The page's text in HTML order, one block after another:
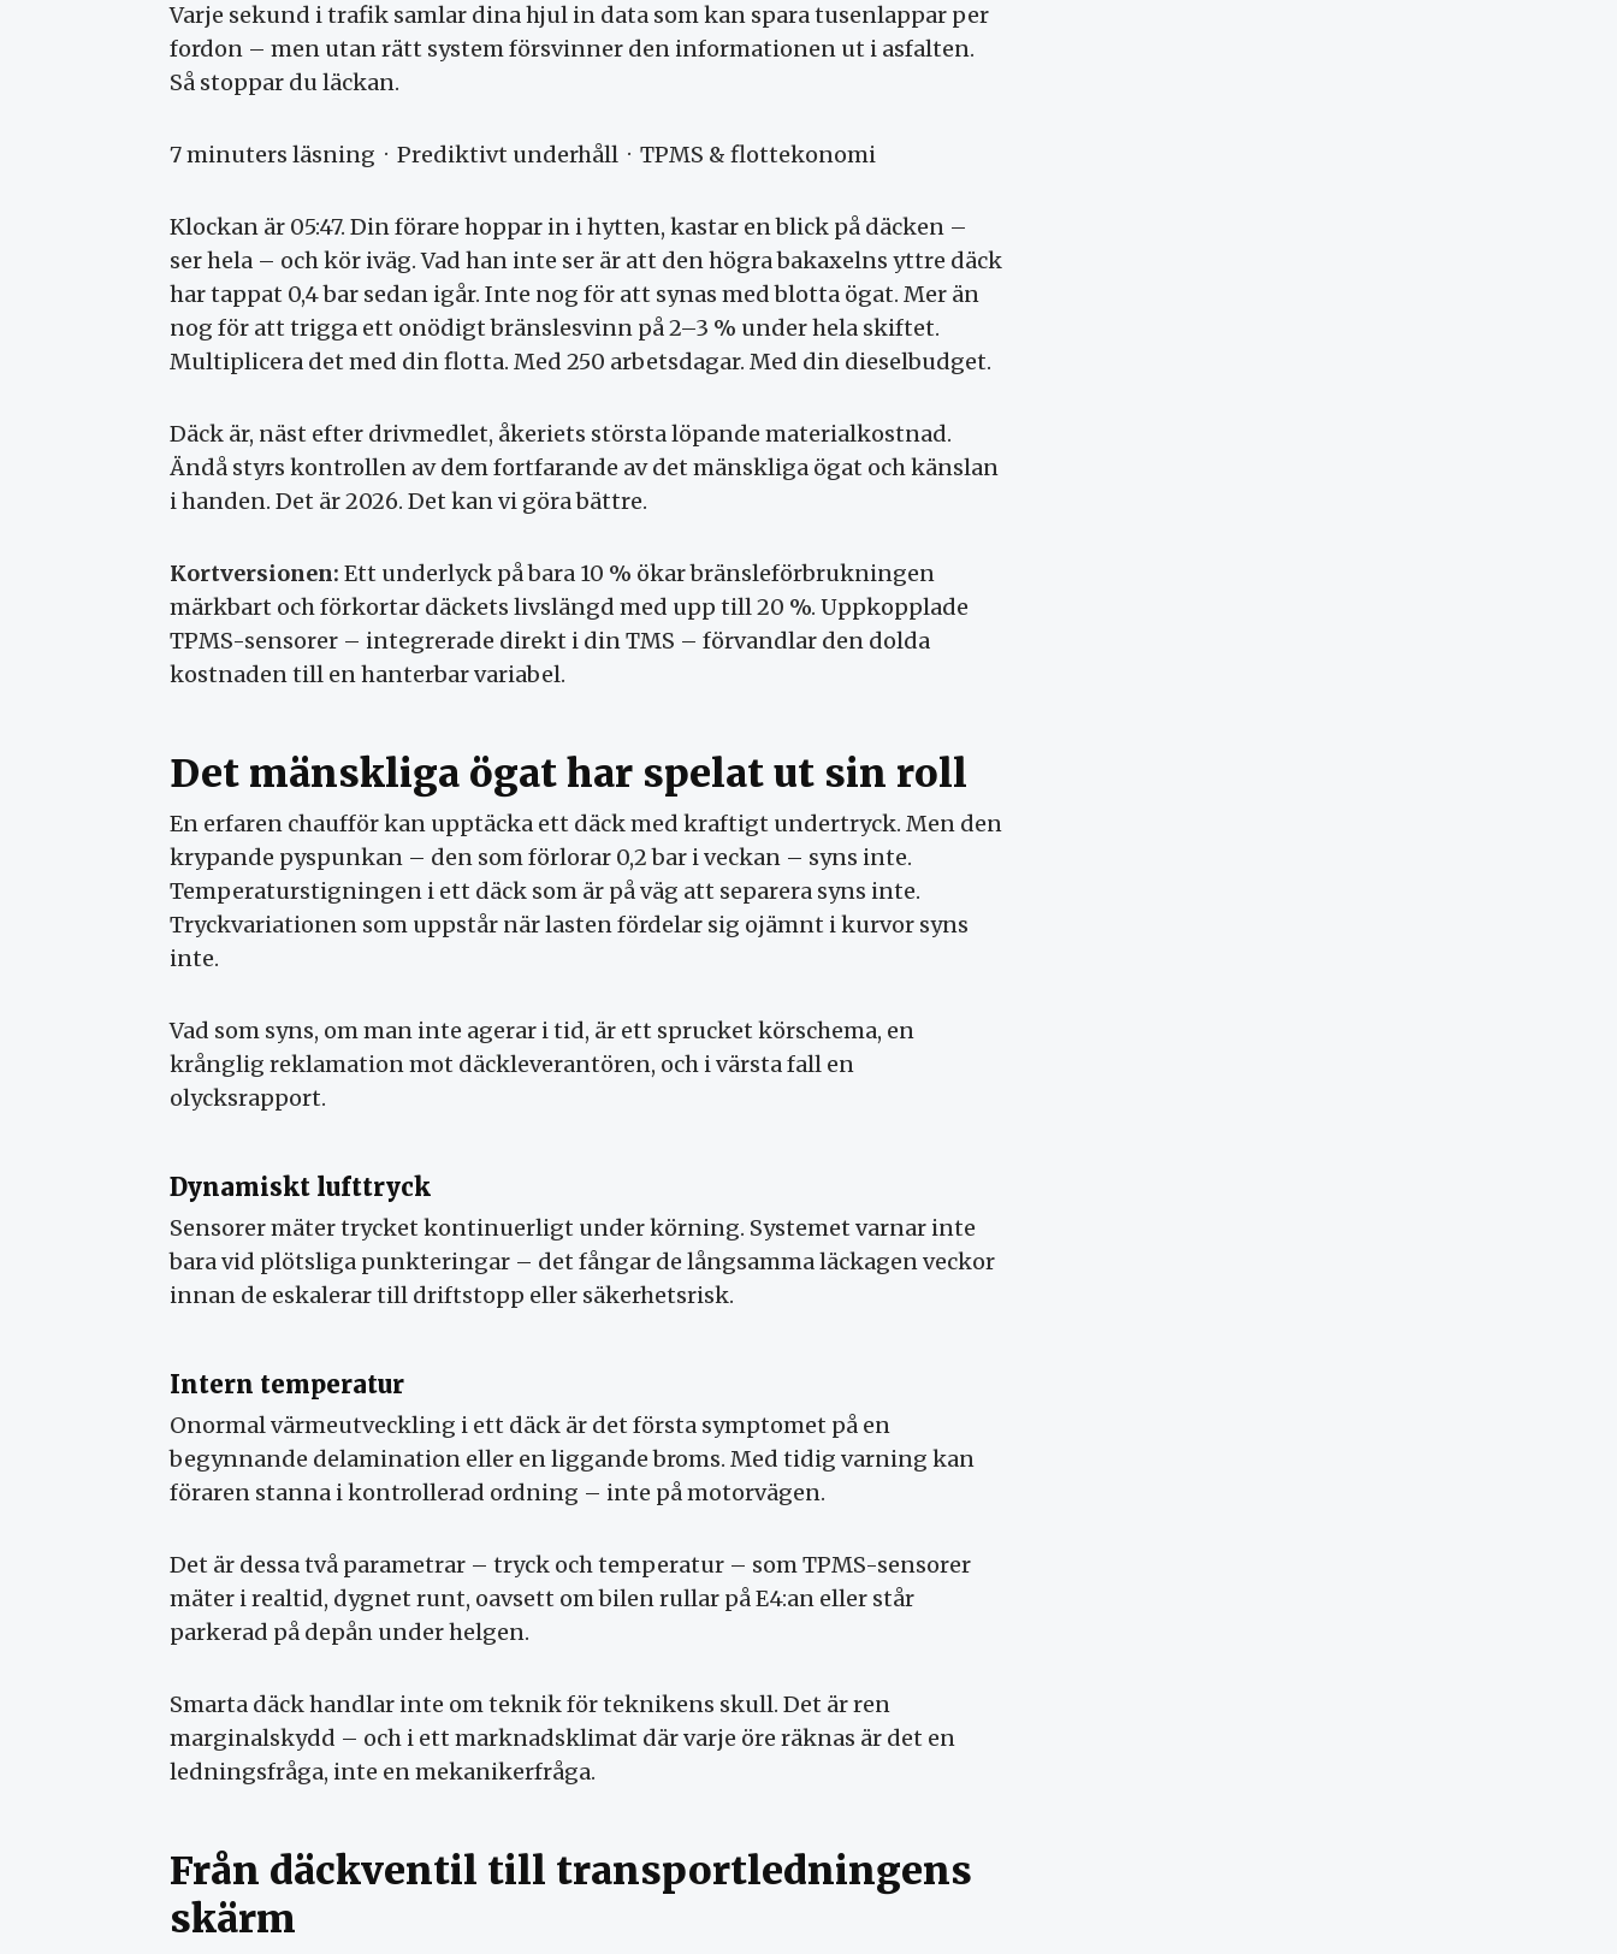
Varje sekund i trafik samlar dina hjul in data som kan spara tusenlappar per
fordon – men utan rätt system försvinner den informationen ut i asfalten.
Så stoppar du läckan.
7 minuters läsning · Prediktivt underhåll · TPMS & flottekonomi
Klockan är 05:47. Din förare hoppar in i hytten, kastar en blick på däcken –
ser hela – och kör iväg. Vad han inte ser är att den högra bakaxelns yttre däck
har tappat 0,4 bar sedan igår. Inte nog för att synas med blotta ögat. Mer än
nog för att trigga ett onödigt bränslesvinn på 2–3 % under hela skiftet.
Multiplicera det med din flotta. Med 250 arbetsdagar. Med din dieselbudget.
Däck är, näst efter drivmedlet, åkeriets största löpande materialkostnad.
Ändå styrs kontrollen av dem fortfarande av det mänskliga ögat och känslan
i handen. Det är 2026. Det kan vi göra bättre.
Kortversionen: Ett underlyck på bara 10 % ökar bränsleförbrukningen
märkbart och förkortar däckets livslängd med upp till 20 %. Uppkopplade
TPMS-sensorer – integrerade direkt i din TMS – förvandlar den dolda
kostnaden till en hanterbar variabel.
Det mänskliga ögat har spelat ut sin roll
En erfaren chaufför kan upptäcka ett däck med kraftigt undertryck. Men den
krypande pyspunkan – den som förlorar 0,2 bar i veckan – syns inte.
Temperaturstigningen i ett däck som är på väg att separera syns inte.
Tryckvariationen som uppstår när lasten fördelar sig ojämnt i kurvor syns
inte.
Vad som syns, om man inte agerar i tid, är ett sprucket körschema, en
krånglig reklamation mot däckleverantören, och i värsta fall en
olycksrapport.
Dynamiskt lufttryck
Sensorer mäter trycket kontinuerligt under körning. Systemet varnar inte
bara vid plötsliga punkteringar – det fångar de långsamma läckagen veckor
innan de eskalerar till driftstopp eller säkerhetsrisk.
Intern temperatur
Onormal värmeutveckling i ett däck är det första symptomet på en
begynnande delamination eller en liggande broms. Med tidig varning kan
föraren stanna i kontrollerad ordning – inte på motorvägen.
Det är dessa två parametrar – tryck och temperatur – som TPMS-sensorer
mäter i realtid, dygnet runt, oavsett om bilen rullar på E4:an eller står
parkerad på depån under helgen.
Smarta däck handlar inte om teknik för teknikens skull. Det är ren
marginalskydd – och i ett marknadsklimat där varje öre räknas är det en
ledningsfråga, inte en mekanikerfråga.
Från däckventil till transportledningens
skärm